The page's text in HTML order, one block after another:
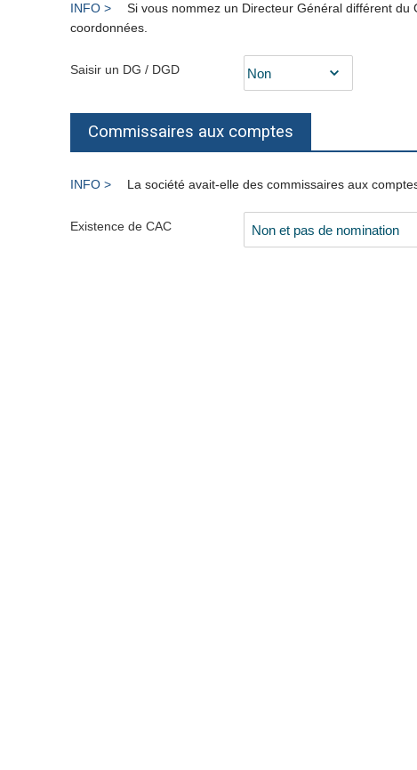
Si vous nommez un Directeur Général différent
coordonnées.
Saisir un DG / DGD
Commissaires aux comptes
La société avait-elle des commissaires aux
Existence de CAC